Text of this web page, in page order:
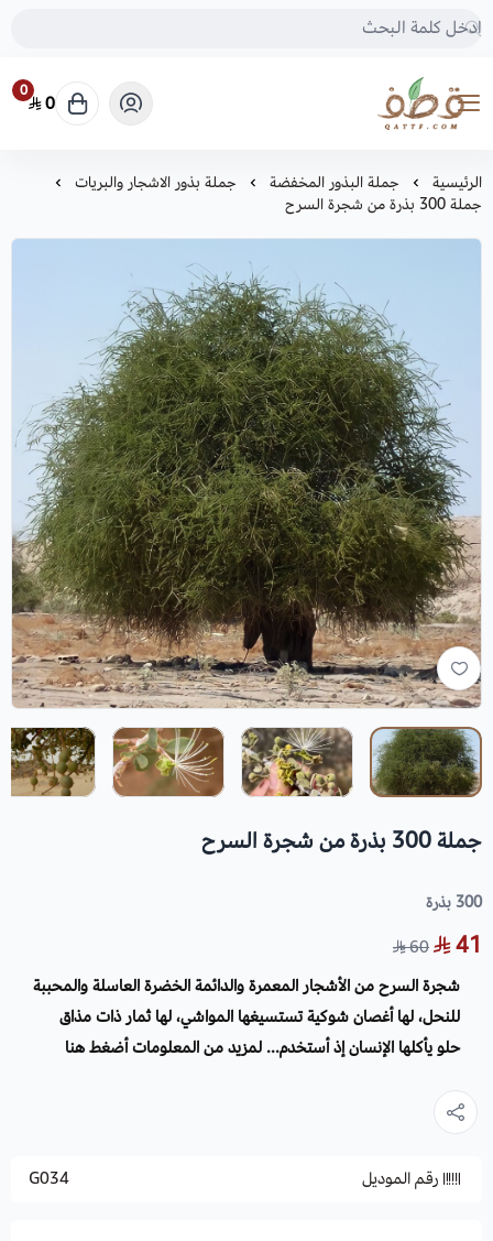
متجر قطف للبذور
0
0
الرئيسية جملة البذور المخفضة
جملة بذور الاشجار والبريات
جملة 300 بذرة من شجرة السرح
جملة 300 بذرة من شجرة السرح
300 بذرة
41
60
شجرة السرح من الأشجار المعمرة والدائمة الخضرة العاسلة والمحببة
للنحل، لها أغصان شوكية تستسيغها المواشي، لها ثمار ذات مذاق
حلو يأكلها الإنسان إذ أستخدم...لمزيد من المعلومات أضغط هنا
رقم الموديل G034